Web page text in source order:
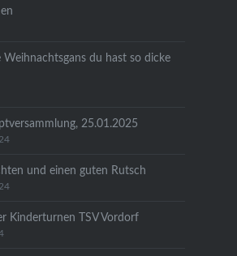
du hast so dicke
25.01.2025
und einen guten Rutsch
Kinderturnen TSV Vordorf